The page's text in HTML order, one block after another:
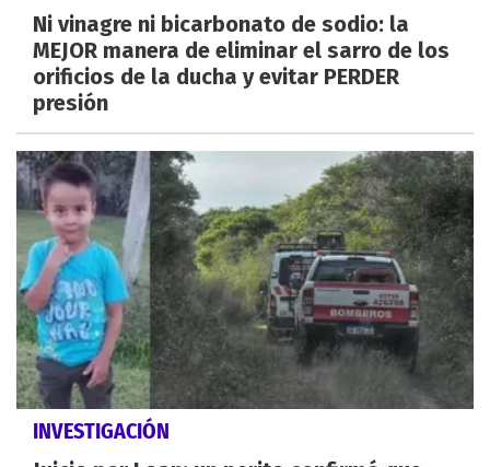
Ni vinagre ni bicarbonato de sodio: la
MEJOR manera de eliminar el sarro de los
orificios de la ducha y evitar PERDER
presión
INVESTIGACIÓN